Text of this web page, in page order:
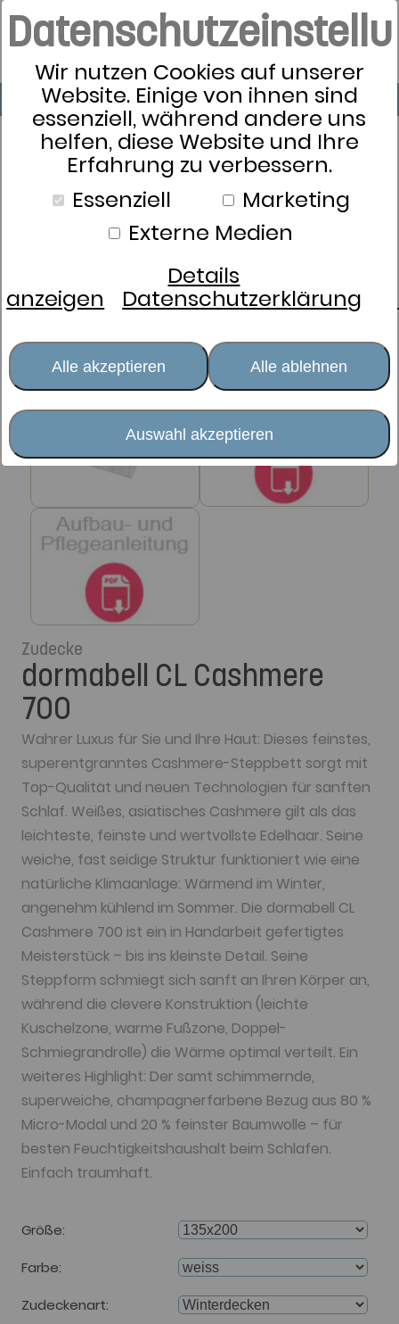
Wir nutzen Cookies auf unserer
Website. Einige von ihnen sind
essenziell, während andere uns
helfen, diese Website und Ihre
Erfahrung zu verbessern.
Essenziell
Marketing
Externe Medien
Details
anzeigen Datenschutzerklärung
Alle akzeptieren Alle ablehnen
Auswahl akzeptieren
Zudecke
dormabell CL Cashmere
700
Wahrer Luxus für Sie und Ihre Haut: Dieses feinstes,
superentgranntes Cashmere-Steppbett sorgt mit
Top-Qualität und neuen Technologien für sanften
Schlaf. Weißes, asiatisches Cashmere gilt als das
leichteste, feinste und wertvollste Edelhaar. Seine
weiche, fast seidige Struktur funktioniert wie eine
natürliche Klimaanlage: Wärmend im Winter,
angenehm kühlend im Sommer. Die dormabell CL
Cashmere 700 ist ein in Handarbeit gefertigtes
Meisterstück – bis ins kleinste Detail. Seine
Steppform schmiegt sich sanft an Ihren Körper an,
während die clevere Konstruktion (leichte
Kuschelzone, warme Fußzone, Doppel-
Schmiegrandrolle) die Wärme optimal verteilt. Ein
weiteres Highlight: Der samt schimmernde,
superweiche, champagnerfarbene Bezug aus 80 %
Micro-Modal und 20 % feinster Baumwolle – für
besten Feuchtigkeitshaushalt beim Schlafen.
Einfach traumhaft.
Größe
Farbe
Zudeckenart